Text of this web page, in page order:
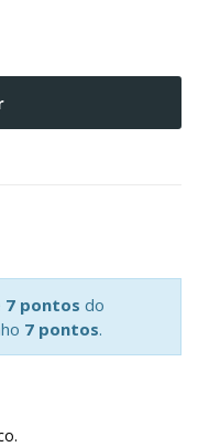
7 pontos do
7 pontos.